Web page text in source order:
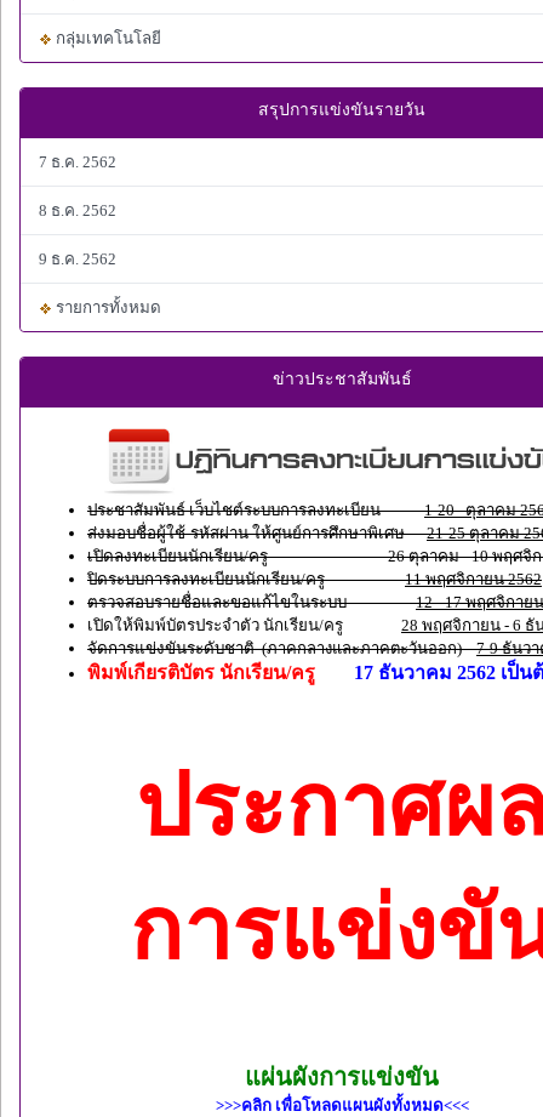
กลุ่มเทคโนโลยี
สรุปการแข่งขันรายวัน
7 ธ.ค. 2562
8 ธ.ค. 2562
9 ธ.ค. 2562
รายการทั้งหมด
ข่าวประชาสัมพันธ์
ประชาสัมพันธ์ เว็บไชต์ระบบการลงทะเบียน1-20 ตุลาคม
ส่งมอบชื่อผู้ใช้-รหัสผ่าน ให้ศูนย์การศึกษาพิเศษ21-25 ตุลาคม
เปิดลงทะเบียนนักเรียน/ครู 26 ตุลาคม - 10 พฤศจิกา
ปิดระบบการลงทะเบียนนักเรียน/ครู11 พฤศจิกายน 2562
ตรวจสอบรายชื่อและขอแก้ไขในระบบ12 - 17 พฤศจิกา
เปิดให้พิมพ์บัตรประจำตัว นักเรียน/ครู 28 พฤศจิกายน - 6 ธั
จัดการแข่งขันระดับชาติ (ภาคกลางและภาคตะวันออก)7-9 ธันว
พิมพ์เกียรติบัตร นักเรียน/ครู 17 ธันวาคม 2562 เป็น
ประกาศผ
การแข่งขั
แผ่นผังการแข่งขัน
>>>คลิก เพื่อโหลดแผนผังทั้งหมด<<<